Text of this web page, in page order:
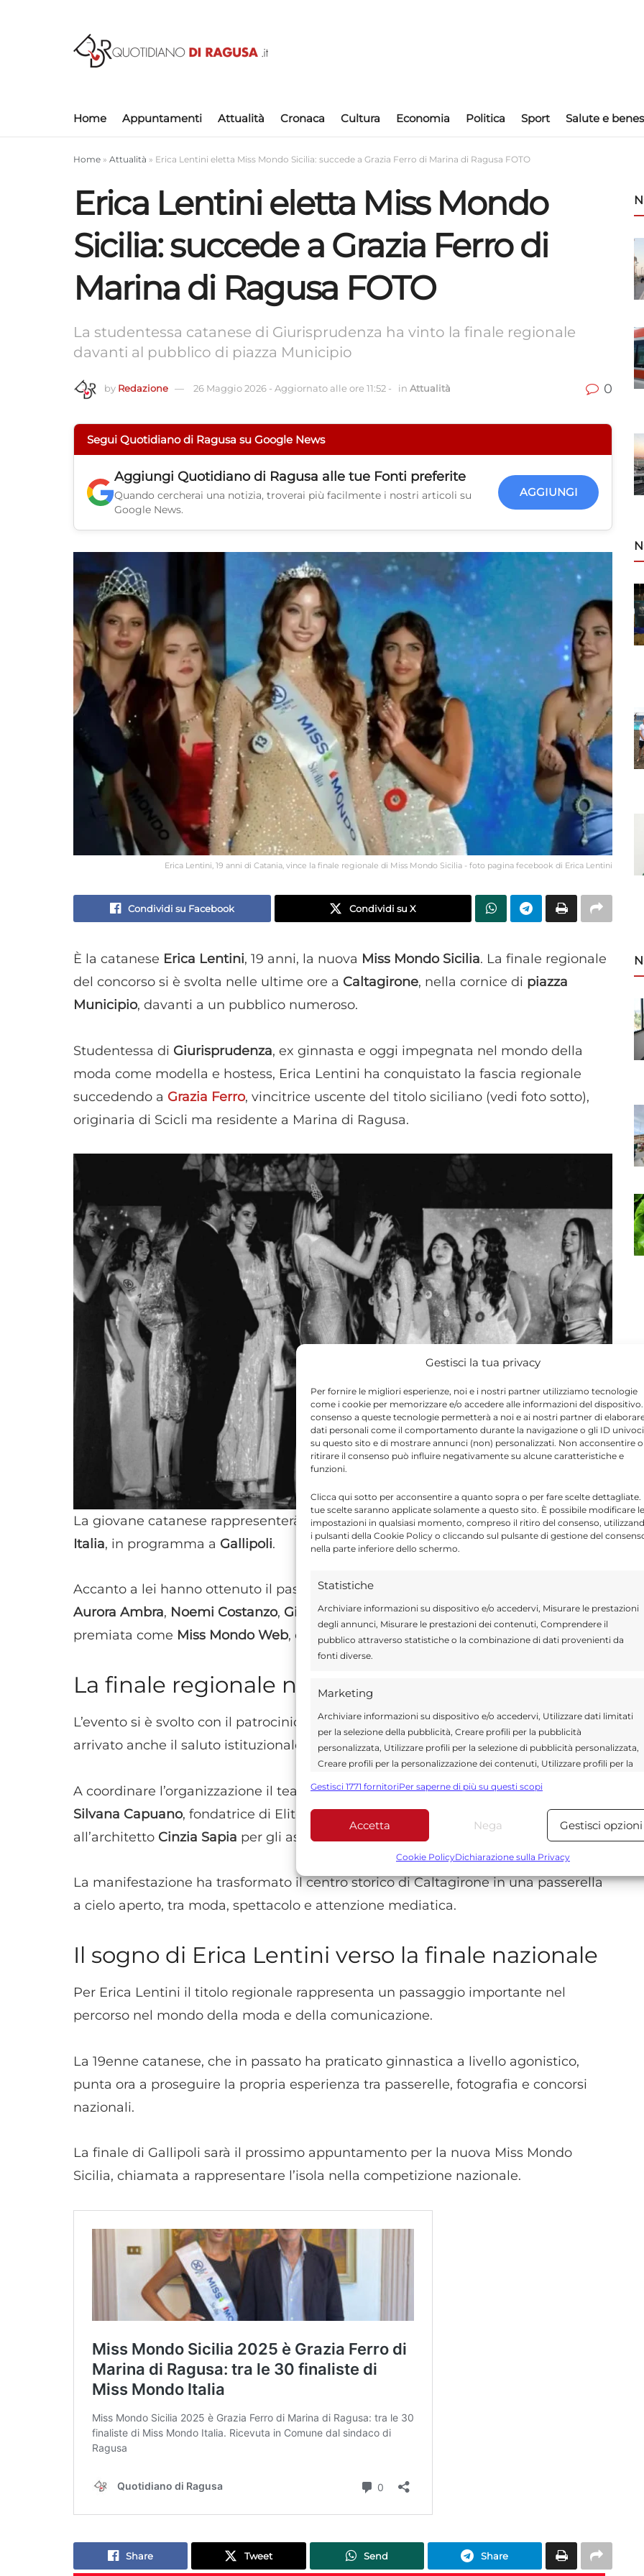
Gestisci la tua privacy
Per fornire le migliori esperienze, noi e i nostri partner utilizziamo tecnologie
come i cookie per memorizzare e/o accedere alle informazioni del
consenso a queste tecnologie permetterà a noi e ai nostri partner di
dati personali come il comportamento durante la navigazione o gli ID univoci
su questo sito e di mostrare annunci (non) personalizzati. Non acconsentire o
ritirare il consenso può influire negativamente su alcune caratteristiche e
funzioni.
Clicca qui sotto per acconsentire a quanto sopra o per fare scelte dettagliate.
tue scelte saranno applicate solamente a questo sito. È possibile modificare le
impostazioni in qualsiasi momento, compreso il ritiro del consenso,
i pulsanti della Cookie Policy o cliccando sul pulsante di gestione del
nella parte inferiore dello schermo.
Statistiche
Archiviare informazioni su dispositivo e/o accedervi, Misurare le prestazioni
degli annunci, Misurare le prestazioni dei contenuti, Comprendere il
pubblico attraverso statistiche o la combinazione di dati provenienti da
fonti diverse.
Marketing
Archiviare informazioni su dispositivo e/o accedervi, Utilizzare dati limitati
per la selezione della pubblicità, Creare profili per la pubblicità
personalizzata, Utilizzare profili per la selezione di pubblicità personalizzata,
Creare profili per la personalizzazione dei contenuti, Utilizzare profili per la
Utilizzare dati limitati per la selezione dei contenuti.
Funzionalità Sempre
Abbinare e combinare dati provenienti da altre fonti di dati,
alle informazioni trasmesse automaticamente.
correggere errori, Erogare e presentare
pubblicità e contenuto, Salvare e comunicare le
Gestisci 1771 fornitoriPer saperne di più su questi scopi
Accetta Nega Gestisci opzioni
Cookie PolicyDichiarazione sulla Privacy
Home Appuntamenti Attualità Cronaca Cultura Economia Politica Sport Salute e
Home » Attualità » Erica Lentini eletta Miss Mondo Sicilia: succede a Grazia Ferro di Marina di Ragusa FOTO
Erica Lentini eletta Miss Mondo
Sicilia: succede a Grazia Ferro di
Marina di Ragusa FOTO
La studentessa catanese di Giurisprudenza ha vinto la finale regionale
davanti al pubblico di piazza Municipio
by Redazione 26 Maggio 2026 - Aggiornato alle ore 11:52 - in Attualità 0
Segui Quotidiano di Ragusa su Google News
Aggiungi Quotidiano di Ragusa alle tue Fonti preferite
Quando cercherai una notizia, troverai più facilmente i nostri articoli su
Google News.
AGGIUNGI
Erica Lentini, 19 anni di Catania, vince la finale regionale di Miss Mondo Sicilia - foto pagina fecebook di Erica Lentini
Condividi su Facebook Condividi su X
È la catanese Erica Lentini, 19 anni, la nuova Miss Mondo Sicilia. La finale regionale
del concorso si è svolta nelle ultime ore a Caltagirone, nella cornice di piazza
Municipio, davanti a un pubblico numeroso.
Studentessa di Giurisprudenza, ex ginnasta e oggi impegnata nel mondo della
moda come modella e hostess, Erica Lentini ha conquistato la fascia regionale
succedendo a Grazia Ferro, vincitrice uscente del titolo siciliano (vedi foto sotto),
originaria di Scicli ma residente a Marina di Ragusa.
La giovane catanese rappresenterà ora la Sicilia alla finale nazionale diMiss Mondo
Italia, in programma a Gallipoli.
Accanto a lei hanno ottenuto il pass per la fase nazionale anche
Aurora Ambra, Noemi Costanzo, Giulia Geraci,Gioia Ossino,Veronica Lotà,
premiata come Miss Mondo Web, oltre aGloria Terzignoe Claire Gagliano.
La finale regionale nel centro di Caltagirone
L’evento si è svolto con il patrocinio delComune di Caltagirone. Durante la serata è
arrivato anche il saluto istituzionale del sindaco Fabio Roccuzzo.
A coordinare l’organizzazione il team diMiss Mondo Sicilia, guidato dalla patron
Silvana Capuano, fondatrice di Elite Estetica, insieme ad Alessandra Tomagrae
all’architetto Cinzia Sapia per gli aspetti tecnici.
La manifestazione ha trasformato il centro storico di Caltagirone in una passerella
a cielo aperto, tra moda, spettacolo e attenzione mediatica.
Il sogno di Erica Lentini verso la finale nazionale
Per Erica Lentini il titolo regionale rappresenta un passaggio importante nel
percorso nel mondo della moda e della comunicazione.
La 19enne catanese, che in passato ha praticato ginnastica a livello agonistico,
punta ora a proseguire la propria esperienza tra passerelle, fotografia e concorsi
nazionali.
La finale di Gallipoli sarà il prossimo appuntamento per la nuova Miss Mondo
Sicilia, chiamata a rappresentare l’isola nella competizione nazionale.
Share Tweet Send Share